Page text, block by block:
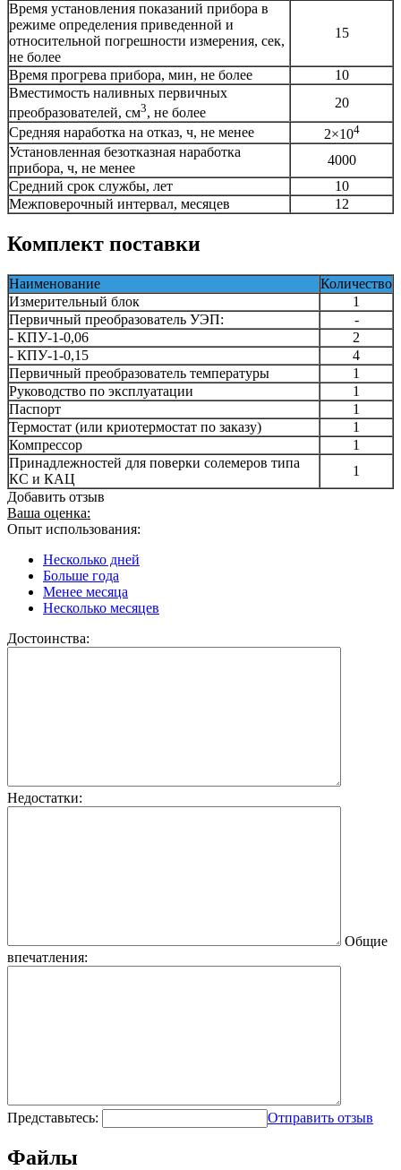
Время установления показаний прибора в
режиме определения приведенной и
относительной погрешности измерения, сек,
не более
15
Время прогрева прибора, мин, не более
10
Вместимость наливных первичных
преобразователей, см3, не более
20
Средняя наработка на отказ, ч, не менее
2×104
Установленная безотказная наработка
прибора, ч, не менее
4000
Средний срок службы, лет
10
Межповерочный интервал, месяцев
12
Комплект поставки
Наименование
Количество
Измерительный блок
1
Первичный преобразователь УЭП:
-
- КПУ-1-0,06
2
- КПУ-1-0,15
4
Первичный преобразователь температуры
1
Руководство по эксплуатации
1
Паспорт
1
Термостат (или криотермостат по заказу)
1
Компрессор
1
Принадлежностей для поверки солемеров типа
КС и КАЦ
1
Добавить отзыв
Ваша оценка:
Опыт использования:
Несколько дней
Больше года
Менее месяца
Несколько месяцев
Достоинства:
Недостатки:
Общие
впечатления:
Представьтесь: Отправить отзыв
Файлы